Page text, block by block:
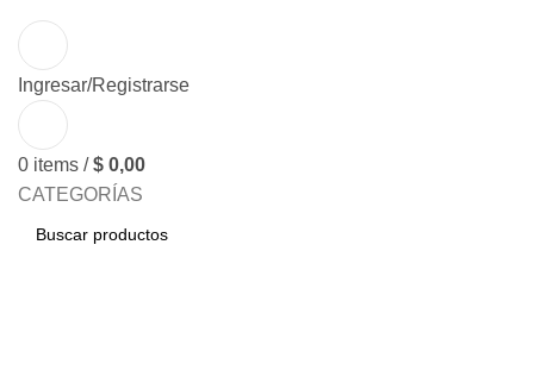
Ingresar/Registrarse
0 items / $ 0,00
CATEGORÍAS